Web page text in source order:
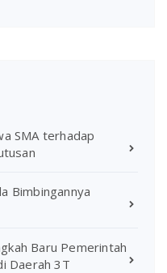
SMA terhadap
Bimbingannya
Baru Pemerintah
Daerah 3T